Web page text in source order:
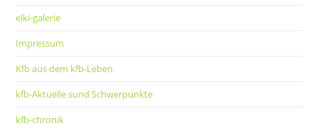
elki-galerie
Impressum
Kfb aus dem kfb-Leben
kfb-Aktuelle sund Schwerpunkte
kfb-chronik